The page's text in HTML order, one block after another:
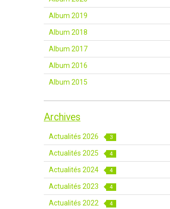
Album 2019
Album 2018
Album 2017
Album 2016
Album 2015
Archives
Actualités 2026 3
Actualités 2025 4
Actualités 2024 4
Actualités 2023 4
Actualités 2022 4